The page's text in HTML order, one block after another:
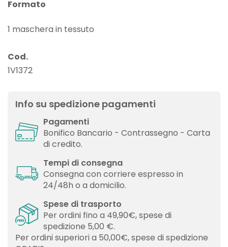
Formato
1 maschera in tessuto
Cod.
1V1372
Info su spedizione pagamenti
Pagamenti
Bonifico Bancario - Contrassegno - Carta
di credito.
Tempi di consegna
Consegna con corriere espresso in
24/48h o a domicilio.
Spese di trasporto
Per ordini fino a 49,90€, spese di
spedizione 5,00 €.
Per ordini superiori a 50,00€, spese di spedizione